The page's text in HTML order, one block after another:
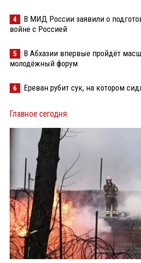
4
В МИД России заявили о
войне с Россией
5
В Абхазии впервые пройдёт
молодёжный форум
6 Ереван рубит сук, на котором
Главное сегодня